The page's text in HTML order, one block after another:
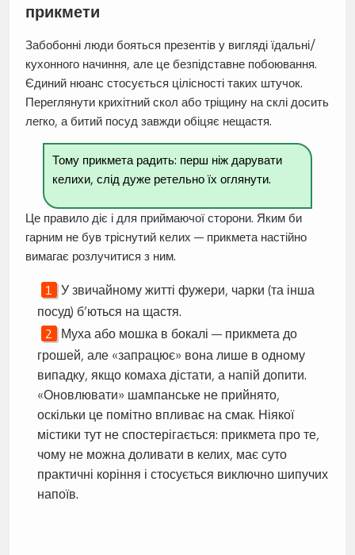
прикмети
Забобонні люди бояться презентів у вигляді їдальні/
кухонного начиння, але це безпідставне побоювання.
Єдиний нюанс стосується цілісності таких штучок.
Переглянути крихітний скол або тріщину на склі досить
легко, а битий посуд завжди обіцяє нещастя.
Тому прикмета радить: перш ніж дарувати
келихи, слід дуже ретельно їх оглянути.
Це правило діє і для приймаючої сторони. Яким би
гарним не був тріснутий келих — прикмета настійно
вимагає розлучитися з ним.
У звичайному житті фужери, чарки (та інша
посуд) б’ються на щастя.
Муха або мошка в бокалі — прикмета до
грошей, але «запрацює» вона лише в одному
випадку, якщо комаха дістати, а напій допити.
«Оновлювати» шампанське не прийнято,
оскільки це помітно впливає на смак. Ніякої
містики тут не спостерігається: прикмета про те,
чому не можна доливати в келих, має суто
практичні коріння і стосується виключно шипучих
напоїв.